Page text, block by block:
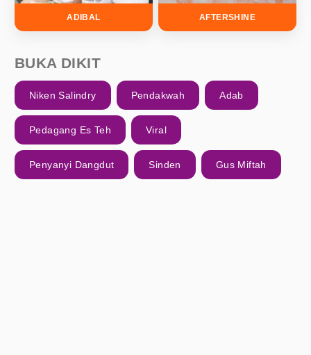
ADIBAL AFTERSHINE
BUKA DIKIT
Niken Salindry Pendakwah Adab
Pedagang Es Teh Viral
Penyanyi Dangdut Sinden Gus Miftah